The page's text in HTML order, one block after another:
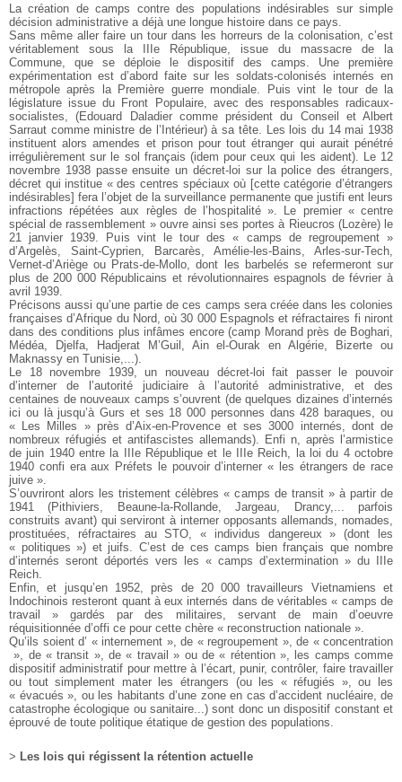
La création de camps contre des populations indésirables sur simple
décision administrative a déjà une longue histoire dans ce pays.
Sans même aller faire un tour dans les horreurs de la colonisation, c’est
véritablement sous la IIIe République, issue du massacre de la
Commune, que se déploie le dispositif des camps. Une première
expérimentation est d’abord faite surles soldats-colonisés internés en
métropole après la Première guerre mondiale. Puis vint le tour de la
législature issue du Front Populaire, avec des responsables radicaux-
socialistes,
(Edouard Daladier comme président du Conseil et Albert
Sarraut comme ministre de l’Intérieur) à sa tête. Les lois du 14 mai 1938
instituent alors amendes et prison pour tout étranger qui aurait pénétré
irrégulièrement sur le sol français (idem pour ceux qui les aident). Le 12
novembre 1938 passeensuite un décret-loi sur la police des étrangers,
décret qui institue « des centres spéciaux où [cette catégorie d’étrangers
indésirables] fera l’objet de la surveillance permanente que justifi ent leurs
infractions répétées aux règles de l’hospitalité ».
Le premier « centre
spécial de rassemblement » ouvre ainsi ses portes à Rieucros (Lozère) le
21 janvier 1939. Puis vint letour des « camps de regroupement »
d’Argelès, Saint-Cyprien,
Barcarès, Amélie-les-Bains, Arles-sur-Tech,
Vernet-d’Ariège ou Prats-de-Mollo, dont les barbelés se refermeront sur
plus de 200 000 Républicains et révolutionnaires espagnols defévrier à
avril 1939.
Précisons aussi qu’une partie de ces camps sera créée dans les colonies
françaises d’Afrique du Nord, où 30 000 Espagnols et réfractaires fi niront
dans des conditions plus infâmes encore (camp Morand près de Boghari,
Médéa, Djelfa, HadjeratM’Guil, Ain el-Ourak en Algérie, Bizerte ou
Maknassy en Tunisie,...).
Le 18 novembre 1939, un nouveau décret-loi fait passer le pouvoir
d’interner de l’autorité judiciaire à l’autorité administrative,
et des
centaines de nouveaux camps s’ouvrent (de quelques dizaines d’internés
ici ou là jusqu’à Gurs et ses 18 000 personnes dans 428 baraques, ou
« Les Milles » près d’Aix-en-Provence et ses 3000 internés, dont de
nombreux réfugiés et antifascistes allemands). Enfi n, après l’armistice
de juin 1940 entre la IIIe République et le IIIe Reich, la loi du 4 octobre
1940 confi era aux Préfets le pouvoir d’interner « les étrangers de race
juive ».
S’ouvriront alors les tristement célèbres « camps de transit »à partir de
1941 (Pithiviers, Beaune-la-Rollande, Jargeau,
Drancy,... parfois
construits avant) qui serviront à interneropposants allemands, nomades,
prostituées, réfractaires auSTO, « individus dangereux » (dont les
« politiques ») et juifs.
C’est de ces camps bien français que nombre
d’internés seront déportés vers les « camps d’extermination » du IIIe
Reich.
Enfin, et jusqu’en 1952, près de 20 000 travailleurs Vietnamiens et
Indochinois resteront quant à eux internés dans de véritables « camps de
travail » gardés par des militaires,
servant de main d’oeuvre
réquisitionnée d’offi ce pour cette chère « reconstruction nationale ».
Qu’ils soient d’ « internement », de « regroupement », de « concentration
», de « transit », de « travail » ou de « rétention », les camps comme
dispositif administratif pour mettre à l’écart, punir, contrôler, faire travailler
ou tout simplement mater les étrangers (ou les « réfugiés », ou les
« évacués », ou les habitants d’une zone en cas d’accident nucléaire, de
catastrophe écologique ou sanitaire...) sont donc un dispositif constant et
éprouvé de toute politique étatique de gestion des populations.
> Les lois qui régissent la rétention actuelle